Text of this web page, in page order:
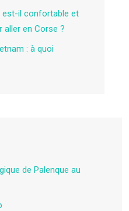
est-il confortable et
aller en Corse ?
: à quoi
de Palenque au